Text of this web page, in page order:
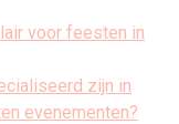
voor feesten in
zijn in
evenementen?